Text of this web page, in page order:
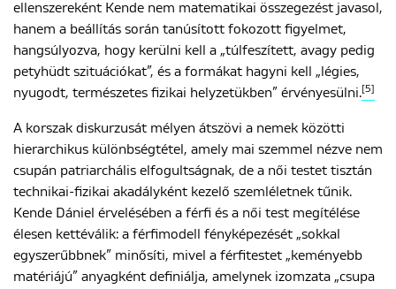
ellenszereként Kende nem matematikai összegezést javasol,
hanem a beállítás során tanúsított fokozott figyelmet,
hangsúlyozva, hogy kerülni kell a „túlfeszített, avagy pedig
petyhüdt szituációkat”, és a formákat hagyni kell „légies,
nyugodt, természetes fizikai helyzetükben” érvényesülni. [5]
A korszak diskurzusát mélyen átszövi a nemek közötti
hierarchikus különbségtétel, amely mai szemmel nézve nem
csupán patriarchális elfogultságnak, de a női testet tisztán
technikai-fizikai akadályként kezelő szemléletnek tűnik.
Kende Dániel érvelésében a férfi és a női test megítélése
élesen kettéválik: a férfimodell fényképezését „sokkal
egyszerűbbnek” minősíti, mivel a férfitestet „keményebb
matériájú” anyagként definiálja, amelynek izomzata „csupa